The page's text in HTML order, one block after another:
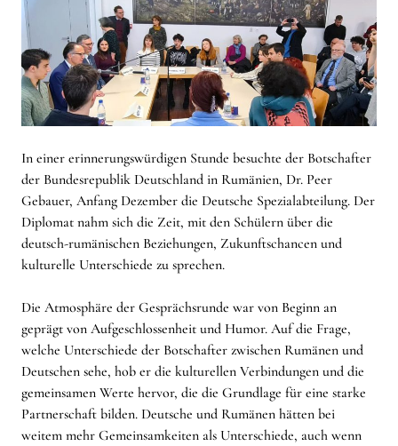
In einer erinnerungswürdigen Stunde besuchte der Botschafter
der Bundesrepublik Deutschland in Rumänien, Dr. Peer
Gebauer, Anfang Dezember die Deutsche Spezialabteilung. Der
Diplomat nahm sich die Zeit, mit den Schülern über die
deutsch-rumänischen Beziehungen, Zukunftschancen und
kulturelle Unterschiede zu sprechen.
Die Atmosphäre der Gesprächsrunde war von Beginn an
geprägt von Aufgeschlossenheit und Humor. Auf die Frage,
welche Unterschiede der Botschafter zwischen Rumänen und
Deutschen sehe, hob er die kulturellen Verbindungen und die
gemeinsamen Werte hervor, die die Grundlage für eine starke
Partnerschaft bilden. Deutsche und Rumänen hätten bei
weitem mehr Gemeinsamkeiten als Unterschiede, auch wenn